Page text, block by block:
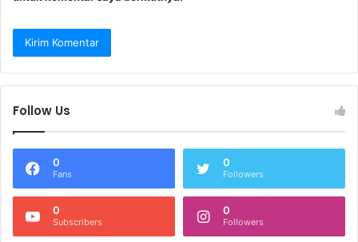
Follow Us
0
Fans
0
Followers
0
Subscribers
0
Followers